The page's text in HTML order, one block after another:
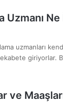
Uzmanı
uzmanları
giriyorlar.
ve